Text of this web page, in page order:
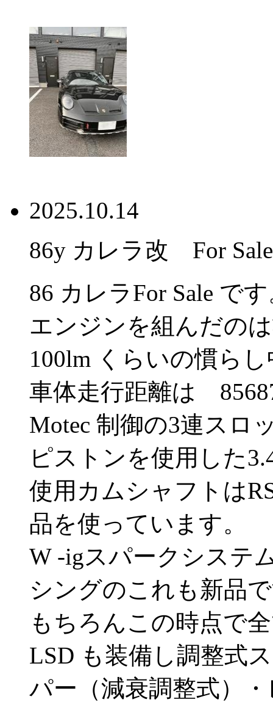
2025.10.14
86y カレラ改 For Sale
86 カレラFor Sale で
エンジンを組んだの
100lm くらいの慣ら
車体走行距離は
Motec 制御の3連スロ
ピストンを使用した
使用カムシャフトは
品を使っています。
W -igスパークシステ
シングのこれも新品
もちろんこの時点で
LSD も装備し調整式
パー（減衰調整式）